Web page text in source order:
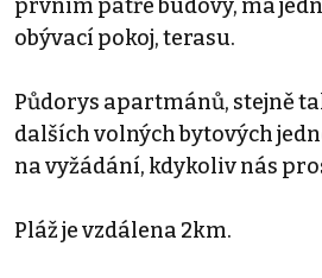
prvním patře budovy, má
obývací pokoj, terasu.
Půdorys apartmánů, stejně
dalších volných bytových
na vyžádání, kdykoliv nás
Pláž je vzdálena 2km.